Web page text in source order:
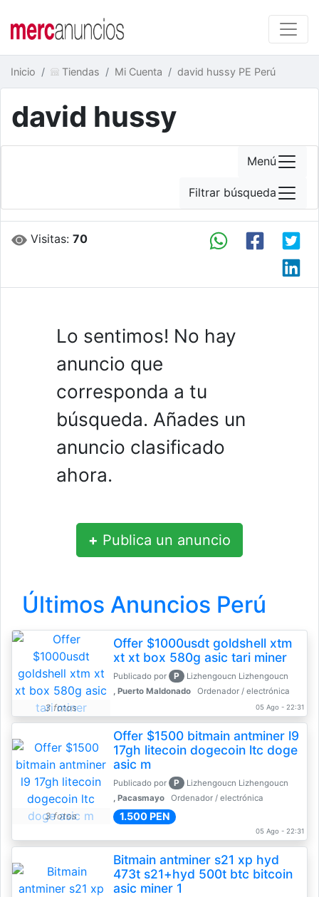
Inicio Tiendas Mi Cuenta david hussy PE Perú
david hussy
Visitas:70
Lo sentimos! No hay
anuncio que
corresponda a tu
búsqueda. Añades un
anuncio clasificado
ahora.
+ Publica un anuncio
Últimos Anuncios Perú
3 fotos
Offer $1000usdt goldshell xtm
xt xt box 580g asic tari miner
Publicado por P
Lizhengoucn Lizhengoucn
, Puerto Maldonado
Ordenador / electrónica
05 Ago - 22:31
3 fotos
Offer $1500 bitmain antminer l9
17gh litecoin dogecoin ltc doge
asic m
Publicado por P
Lizhengoucn Lizhengoucn
, Pacasmayo
Ordenador / electrónica
1.500 PEN
05 Ago - 22:31
Bitmain antminer s21 xp hyd
473t s21+hyd 500t btc bitcoin
asic miner 1
Menú
Filtrar búsqueda